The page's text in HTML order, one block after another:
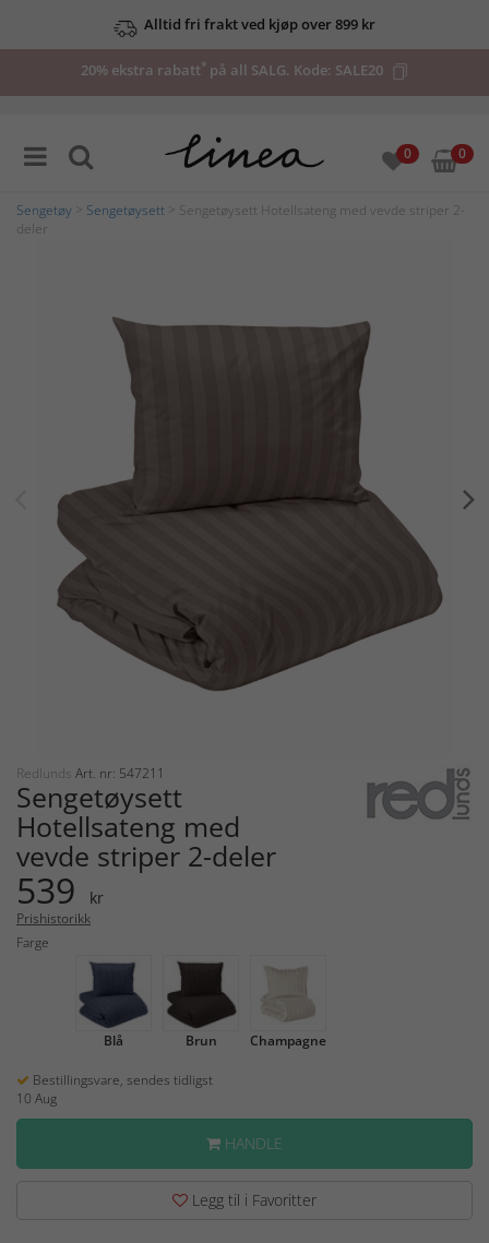
Alltid fri frakt ved kjøp over 899 kr
20% ekstra rabatt* på all SALG. Kode: SALE20
0 0
Sengetøy Sengetøysett > Sengetøysett Hotellsateng med vevde striper 2-
deler
Redlunds Art. nr: 547211
Sengetøysett
Hotellsateng med
vevde striper 2-deler
539 kr
Prishistorikk
Farge
Blå Brun Champagne
Bestillingsvare, sendes tidligst
10 Aug
HANDLE
Legg til i Favoritter